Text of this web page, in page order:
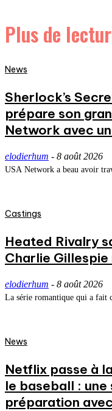
Plus de
News
Sherlock’s
prépare son
Network avec
elodierhum - 8 août 2026
USA Network a beau avoir
Castings
Heated Rivalry
Charlie
elodierhum - 8 août 2026
La série romantique qui a fait
News
Netflix passe à
le baseball : une
préparation